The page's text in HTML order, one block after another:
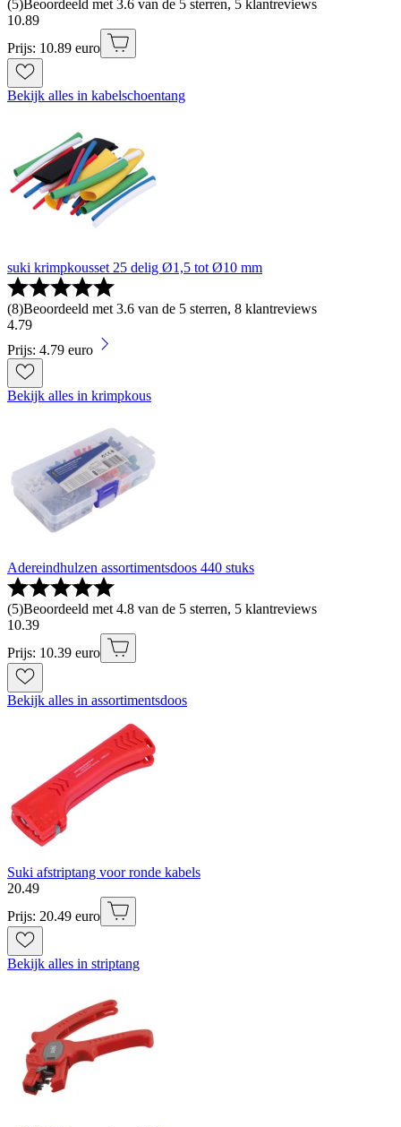
(5)Beoordeeld met 3.6 van de 5 sterren, 5 klantreviews
10.89
Prijs: 10.89 euro
Bekijk alles in kabelschoentang
suki krimpkousset 25 delig Ø1,5 tot Ø10 mm
(8)Beoordeeld met 3.6 van de 5 sterren, 8 klantreviews
4.79
Prijs: 4.79 euro
Bekijk alles in krimpkous
Adereindhulzen assortimentsdoos 440 stuks
(5)Beoordeeld met 4.8 van de 5 sterren, 5 klantreviews
10.39
Prijs: 10.39 euro
Bekijk alles in assortimentsdoos
Suki afstriptang voor ronde kabels
20.49
Prijs: 20.49 euro
Bekijk alles in striptang